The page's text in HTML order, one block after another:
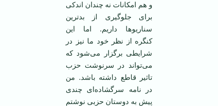
و هم امکانات نه چندان اندکی
برای جلوگیری از بدترین
سناریوها داریم. اما این
کنگره از نظر خود ما نیز در
شرایطی برگزار می‌شود که
می‌تواند در سرنوشت حزب
تاثیر قاطع داشته باشد. من
در نامه سرگشاده‌ای چندی
پیش به دوستان حزبی نوشتم